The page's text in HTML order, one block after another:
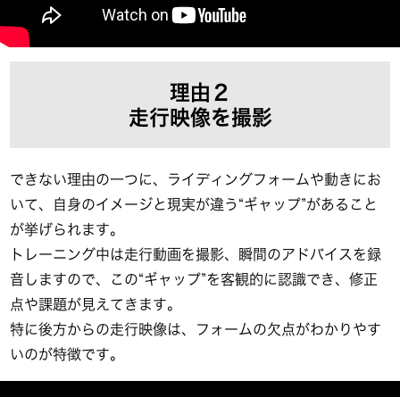
理由２
走行映像を撮影
できない理由の一つに、ライディングフォームや動きにお
いて、自身のイメージと現実が違う“ギャップ”があること
が挙げられます。
トレーニング中は走行動画を撮影、瞬間のアドバイスを録
音しますので、この“ギャップ”を客観的に認識でき、修正
点や課題が見えてきます。
特に後方からの走行映像は、フォームの欠点がわかりやす
いのが特徴です。